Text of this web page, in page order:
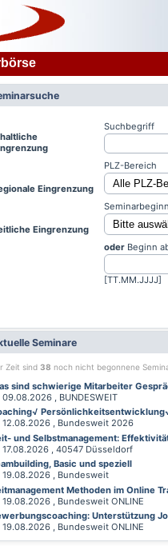
Suchbegriff
Eingrenzung
PLZ-Bereich
Eingrenzung
oder Beginn
[TT.MM.JJJJ]
Seminare
Zeit sind 38 noch nicht begonnene
sind schwierige Mitarbeiter
, BUNDESWEIT
, Bundesweit 2026
und Selbstmanagement:
, 40547 Düsseldorf
Basic und speziell
, Bundesweit
Methoden im Online
, Bundesweit ONLINE
Unterstützung
, Bundesweit ONLINE